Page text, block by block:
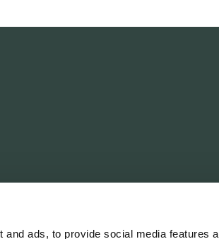
ads, to provide social media features